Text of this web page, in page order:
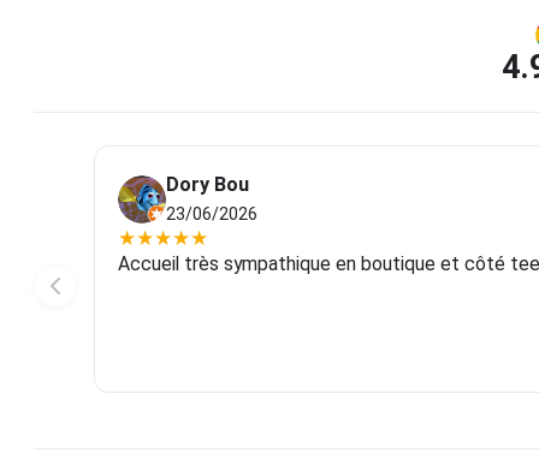
Dory Bou
23/06/2026
★★★★★
Accueil très sympathique en boutique et côté